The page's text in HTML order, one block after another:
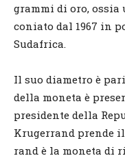
grammi di oro, ossia
coniato dal 1967 in
Sudafrica.
Il suo diametro è
della moneta è
presidente della
Krugerrand prende
rand è la moneta di